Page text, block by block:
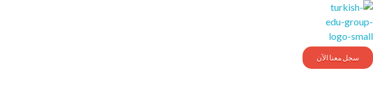
Turkishedugroupانضم إلينا وتحدث التركية بطلاقة
سجل معنا الآن